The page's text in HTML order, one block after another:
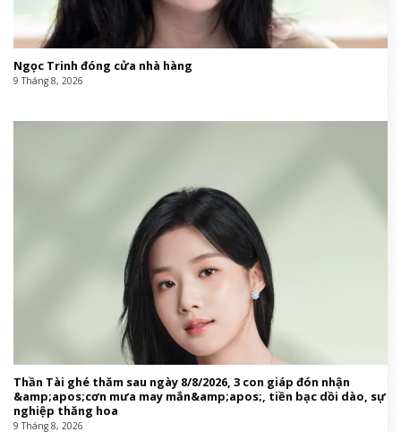
Ngọc Trinh đóng cửa nhà hàng
9 Tháng 8, 2026
Thần Tài ghé thăm sau ngày 8/8/2026, 3 con giáp đón nhận
&amp;apos;cơn mưa may mắn&amp;apos;, tiền bạc dồi dào, sự
nghiệp thăng hoa
9 Tháng 8, 2026